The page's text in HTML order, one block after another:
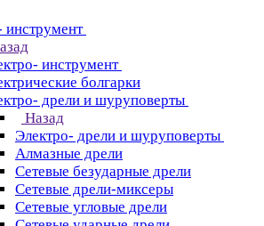
инструмент
инструмент
болгарки
дрели и шуруповерты
Назад
Электро- дрели и шуруповерты
Алмазные дрели
Сетевые безударные дрели
Сетевые дрели-миксеры
Сетевые угловые дрели